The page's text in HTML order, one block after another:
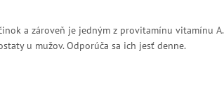
a zároveň je jedným z provitamínu vitamínu A.
u mužov. Odporúča sa ich jesť denne.